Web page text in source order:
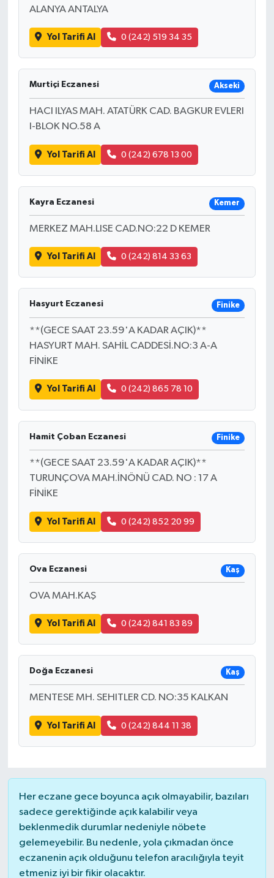
ALANYA ANTALYA
Yol Tarifi Al 0 (242) 519 34 35
Murtiçi Eczanesi Akseki
HACI ILYAS MAH. ATATÜRK CAD. BAGKUR EVLERI
I-BLOK NO.58 A
Yol Tarifi Al 0 (242) 678 13 00
Kayra Eczanesi Kemer
MERKEZ MAH.LISE CAD.NO:22 D KEMER
Yol Tarifi Al 0 (242) 814 33 63
Hasyurt Eczanesi Finike
**(GECE SAAT 23.59'A KADAR AÇIK)**
HASYURT MAH. SAHİL CADDESİ.NO:3 A-A
FİNİKE
Yol Tarifi Al 0 (242) 865 78 10
Hamit Çoban Eczanesi Finike
**(GECE SAAT 23.59'A KADAR AÇIK)**
TURUNÇOVA MAH.İNÖNÜ CAD. NO : 17 A
FİNİKE
Yol Tarifi Al 0 (242) 852 20 99
Ova Eczanesi Kaş
OVA MAH.KAŞ
Yol Tarifi Al 0 (242) 841 83 89
Doğa Eczanesi Kaş
MENTESE MH. SEHITLER CD. NO:35 KALKAN
Yol Tarifi Al 0 (242) 844 11 38
Her eczane gece boyunca açık olmayabilir, bazıları
sadece gerektiğinde açık kalabilir veya
beklenmedik durumlar nedeniyle nöbete
gelemeyebilir. Bu nedenle, yola çıkmadan önce
eczanenin açık olduğunu telefon aracılığıyla teyit
etmeniz iyi bir fikir olacaktır.